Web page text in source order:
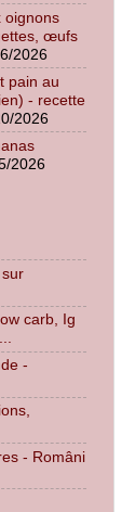
oignons
œufs
2026
pain au
- recette
2026
2026
carb, Ig
-
- Români